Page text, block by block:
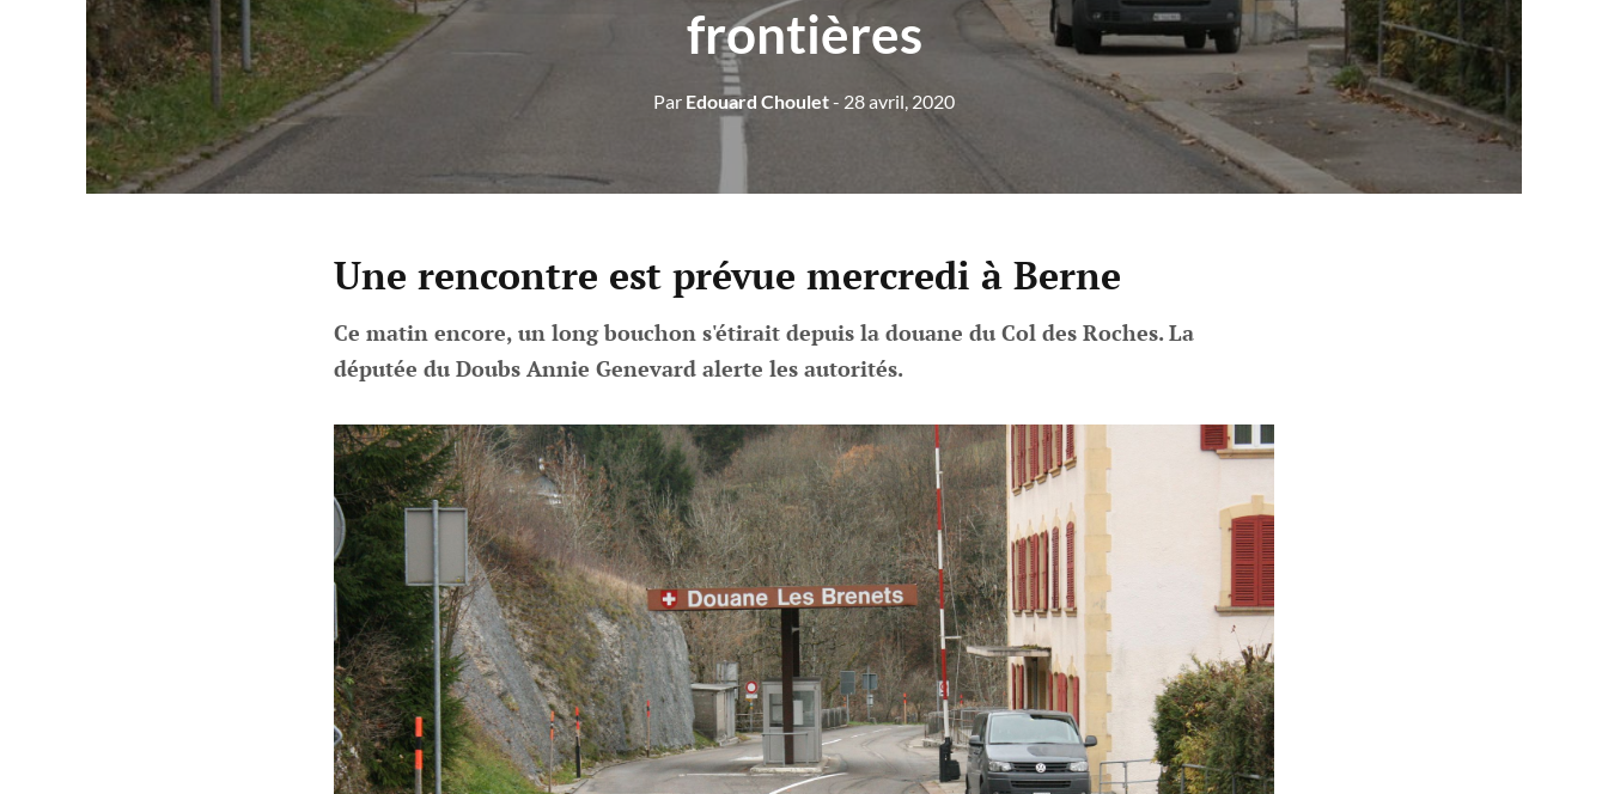
frontières
Par Edouard Choulet- 28 avril, 2020
Une rencontre est prévue mercredi à Berne
Ce matin encore, un long bouchon s'étirait depuis la douane du Col des Roches. La
députée du Doubs Annie Genevard alerte les autorités.